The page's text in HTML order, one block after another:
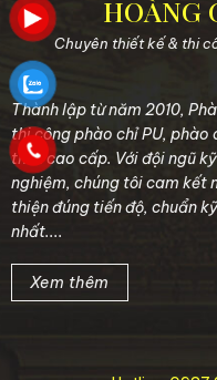
HOÀNG
Chuyên thiết kế & thi
Thành lập từ năm 2010,
thi công phào chỉ PU, phào
thất cao cấp. Với đội ngũ
nghiệm, chúng tôi cam kết
thiện đúng tiến độ, chuẩn
nhất....
Xem thêm